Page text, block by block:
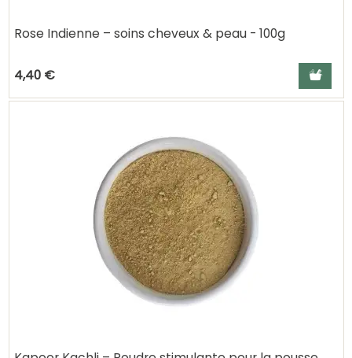
Rose Indienne – soins cheveux & peau - 100g
4,40 € Ajouter